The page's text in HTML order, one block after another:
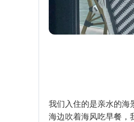
我们入住的是亲水的海
海边吹着海风吃早餐，